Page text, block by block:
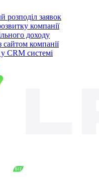
розподіл заявок
компанії
доходу
сайтом компанії
у CRM системі